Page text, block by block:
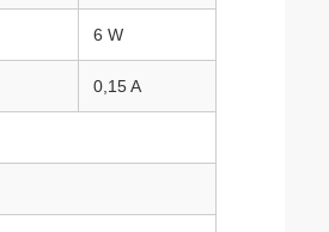
6 W
0,15 A